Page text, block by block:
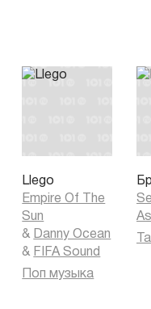
Llego
Empire Of The
Sun
& Danny Ocean
& FIFA Sound
Поп музыка